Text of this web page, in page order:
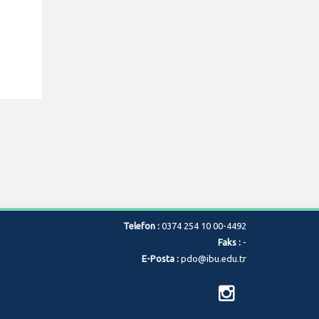
Telefon : 0374 254 10 00-4492
Faks : -
E-Posta : pdo@ibu.edu.tr